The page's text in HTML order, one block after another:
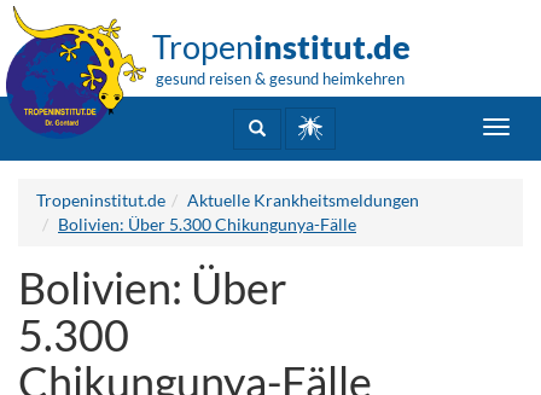
Tropeninstitut.de
gesund reisen & gesund heimkehren
Tropeninstitut.de
Aktuelle Krankheitsmeldungen
Bolivien: Über 5.300 Chikungunya-Fälle
Bolivien: Über
5.300
Chikungunya-Fälle